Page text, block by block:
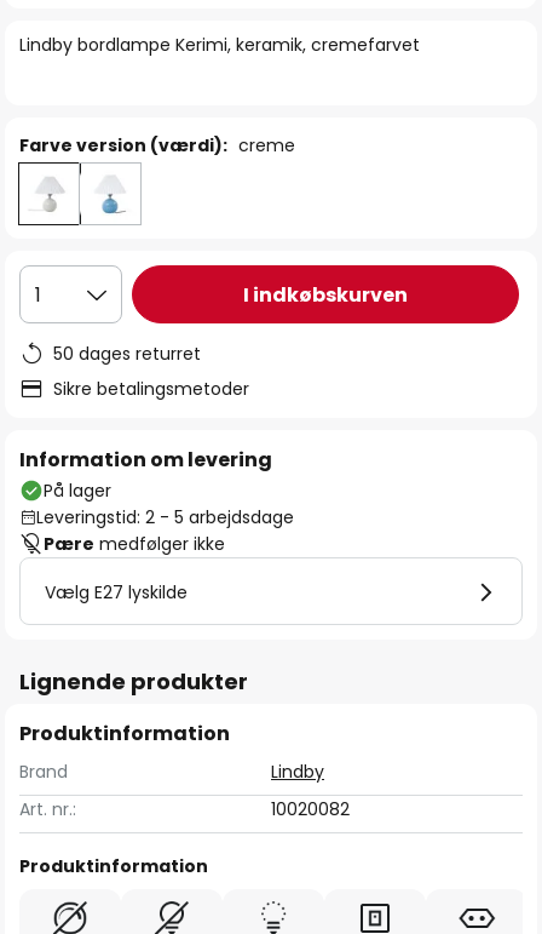
Lindby bordlampe Kerimi, keramik, cremefarvet
Farve version (værdi): creme
1 I indkøbskurven
50 dages returret
Sikre betalingsmetoder
Information om levering
På lager
Leveringstid: 2 - 5 arbejdsdage
Pære medfølger ikke
Vælg E27 lyskilde
Lignende produkter
Produktinformation
Brand
Lindby
Art. nr.:
10020082
Produktinformation